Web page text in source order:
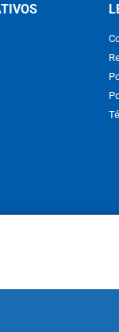
su traducción a
is prohibited. All